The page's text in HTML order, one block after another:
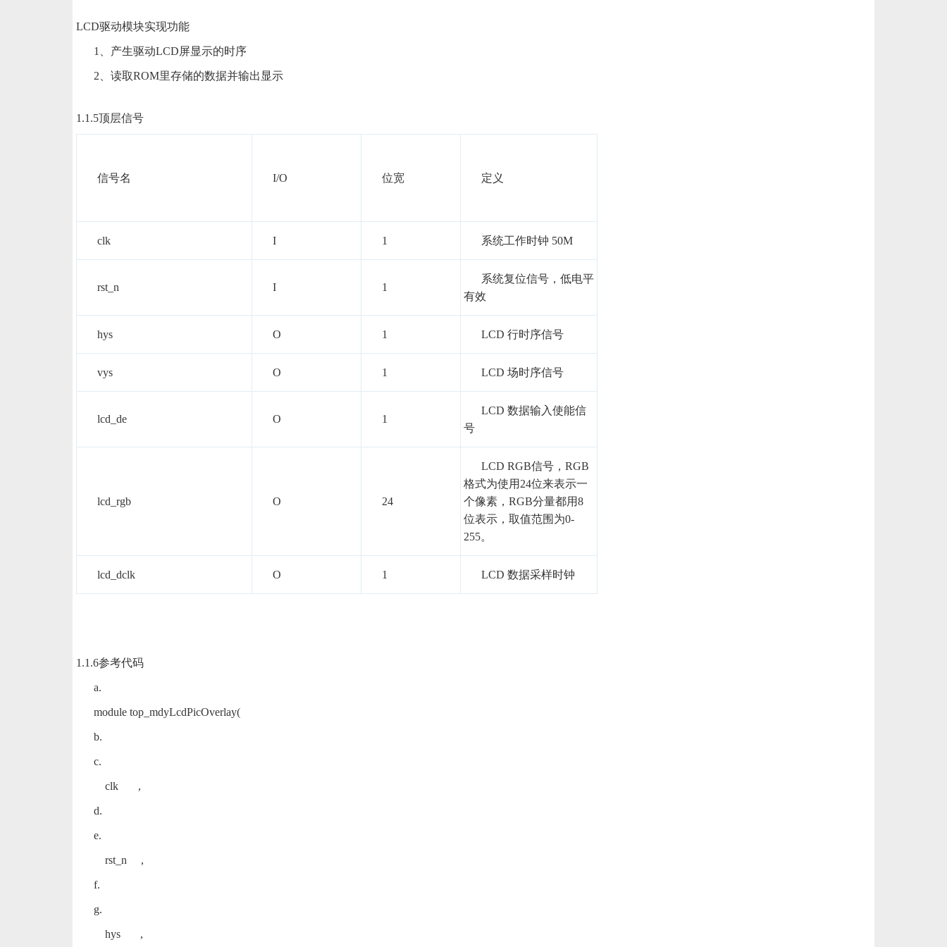
LCD驱动模块实现功能
1、产生驱动LCD屏显示的时序
2、读取ROM里存储的数据并输出显示
1.1.5顶层信号
信号名 I/O 位宽 定义
clk I 1 系统工作时钟 50M
rst_n I 1
系统复位信号，低电平
有效
hys O 1 LCD 行时序信号
vys O 1 LCD 场时序信号
lcd_de O 1
LCD 数据输入使能信
号
lcd_rgb O 24
LCD RGB信号，RGB
格式为使用24位来表示一
个像素，RGB分量都用8
位表示，取值范围为0-
255。
lcd_dclk O 1 LCD 数据采样时钟
1.1.6参考代码
a.
module top_mdyLcdPicOverlay(
b.
c.
clk ,
d.
e.
rst_n ,
f.
g.
hys ,